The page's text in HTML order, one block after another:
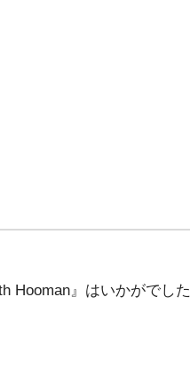
Hooman』はいかがでした